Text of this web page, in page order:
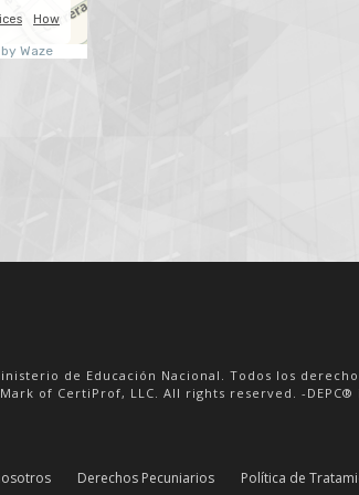
of CertiProf, LLC. All rights reserved. -